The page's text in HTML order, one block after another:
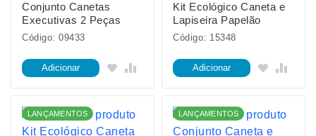
Conjunto Canetas
Executivas 2 Peças
Código: 09433
Adicionar
Kit Ecológico Caneta e
Lapiseira Papelão
Código: 15348
Adicionar
LANÇAMENTOS LANÇAMENTOS